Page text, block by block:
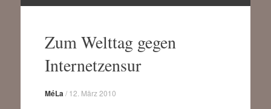
springenZum Welttag gegen
Internetzensur
MéLa / 12. März 2010